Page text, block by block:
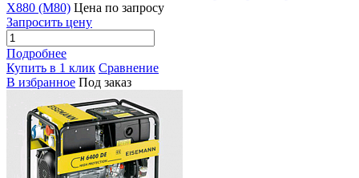
X880 (M80) Цена по запросу
Запросить цену
Подробнее
Купить в 1 клик Сравнение
В избранное Под заказ